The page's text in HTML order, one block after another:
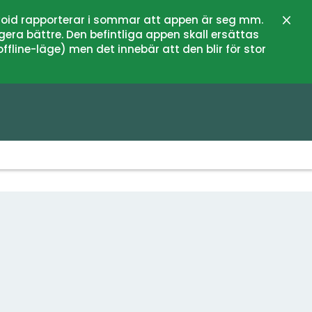
rapporterar i sommar att appen är seg mm.
bättre. Den befintliga appen skall ersättas
läge) men det innebär att den blir för stor